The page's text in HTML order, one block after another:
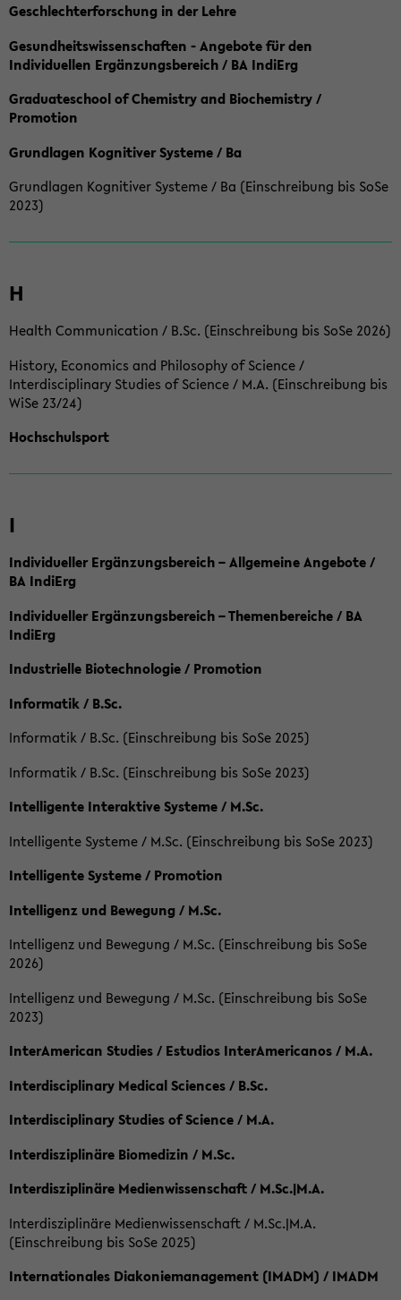
Geschlechterforschung in der Lehre
Gesundheitswissenschaften - Angebote für den
Individuellen Ergänzungsbereich / BA IndiErg
Graduateschool of Chemistry and Biochemistry /
Promotion
Grundlagen Kognitiver Systeme / Ba
Grundlagen Kognitiver Systeme / Ba (Einschreibung bis SoSe
2023)
H
Health Communication / B.Sc. (Einschreibung bis SoSe 2026)
History, Economics and Philosophy of Science /
Interdisciplinary Studies of Science / M.A. (Einschreibung bis
WiSe 23/24)
Hochschulsport
I
Individueller Ergänzungsbereich – Allgemeine Angebote /
BA IndiErg
Individueller Ergänzungsbereich – Themenbereiche / BA
IndiErg
Industrielle Biotechnologie / Promotion
Informatik / B.Sc.
Informatik / B.Sc. (Einschreibung bis SoSe 2025)
Informatik / B.Sc. (Einschreibung bis SoSe 2023)
Intelligente Interaktive Systeme / M.Sc.
Intelligente Systeme / M.Sc. (Einschreibung bis SoSe 2023)
Intelligente Systeme / Promotion
Intelligenz und Bewegung / M.Sc.
Intelligenz und Bewegung / M.Sc. (Einschreibung bis SoSe
2026)
Intelligenz und Bewegung / M.Sc. (Einschreibung bis SoSe
2023)
InterAmerican Studies / Estudios InterAmericanos / M.A.
Interdisciplinary Medical Sciences / B.Sc.
Interdisciplinary Studies of Science / M.A.
Interdisziplinäre Biomedizin / M.Sc.
Interdisziplinäre Medienwissenschaft / M.Sc.|M.A.
Interdisziplinäre Medienwissenschaft / M.Sc.|M.A.
(Einschreibung bis SoSe 2025)
Internationales Diakoniemanagement (IMADM) / IMADM